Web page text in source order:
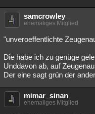
samcrowley
ehemaliges Mitglied
"unveroeffentlichte
Die habe ich zu genüge
Unddavon ab, auf
Der eine sagt grün der
mimar_sinan
ehemaliges Mitglied